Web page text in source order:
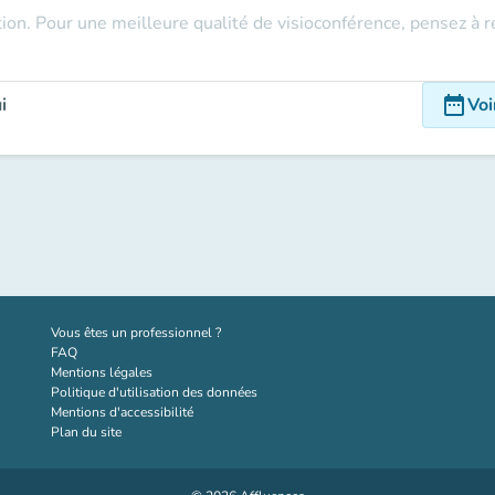
Pour une meilleure qualité de visioconférence, pensez à
date_range
Vous êtes un professionnel ?(nouvel onglet)
FAQ
Mentions légales
Politique d'utilisation des données
Mentions d'accessibilité
Plan du site